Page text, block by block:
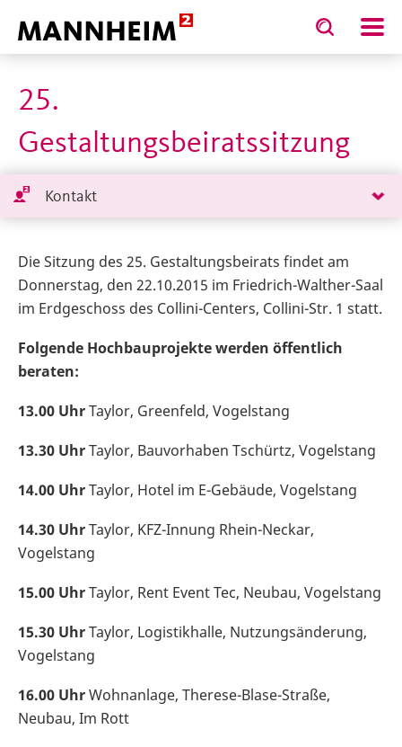
Toggle
search
input
Toggle
search
input
25.
Gestaltungsbeiratssitzung
Kontakt
Die Sitzung des 25. Gestaltungsbeirats findet am
Donnerstag, den 22.10.2015 im Friedrich-Walther-Saal
im Erdgeschoss des Collini-Centers, Collini-Str. 1 statt.
Folgende Hochbauprojekte werden öffentlich
beraten:
13.00 UhrTaylor, Greenfeld, Vogelstang
13.30 UhrTaylor, Bauvorhaben Tschürtz, Vogelstang
14.00 UhrTaylor, Hotel im E-Gebäude, Vogelstang
14.30 UhrTaylor, KFZ-Innung Rhein-Neckar,
Vogelstang
15.00 UhrTaylor, Rent Event Tec, Neubau, Vogelstang
15.30 UhrTaylor, Logistikhalle, Nutzungsänderung,
Vogelstang
16.00 UhrWohnanlage, Therese-Blase-Straße,
Neubau, Im Rott